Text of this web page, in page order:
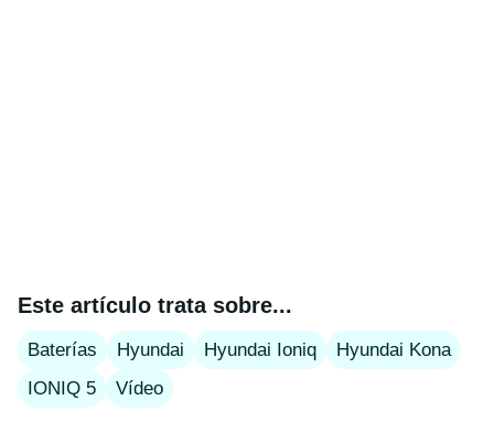
Este artículo trata sobre...
Baterías Hyundai Hyundai Ioniq
Hyundai Kona
IONIQ 5
Vídeo